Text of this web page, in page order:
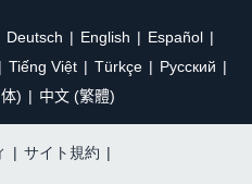
Deutsch English
Español
Tiếng Việt Türkçe
Ρусский
) 中文 (繁體)
| サイト規約 |